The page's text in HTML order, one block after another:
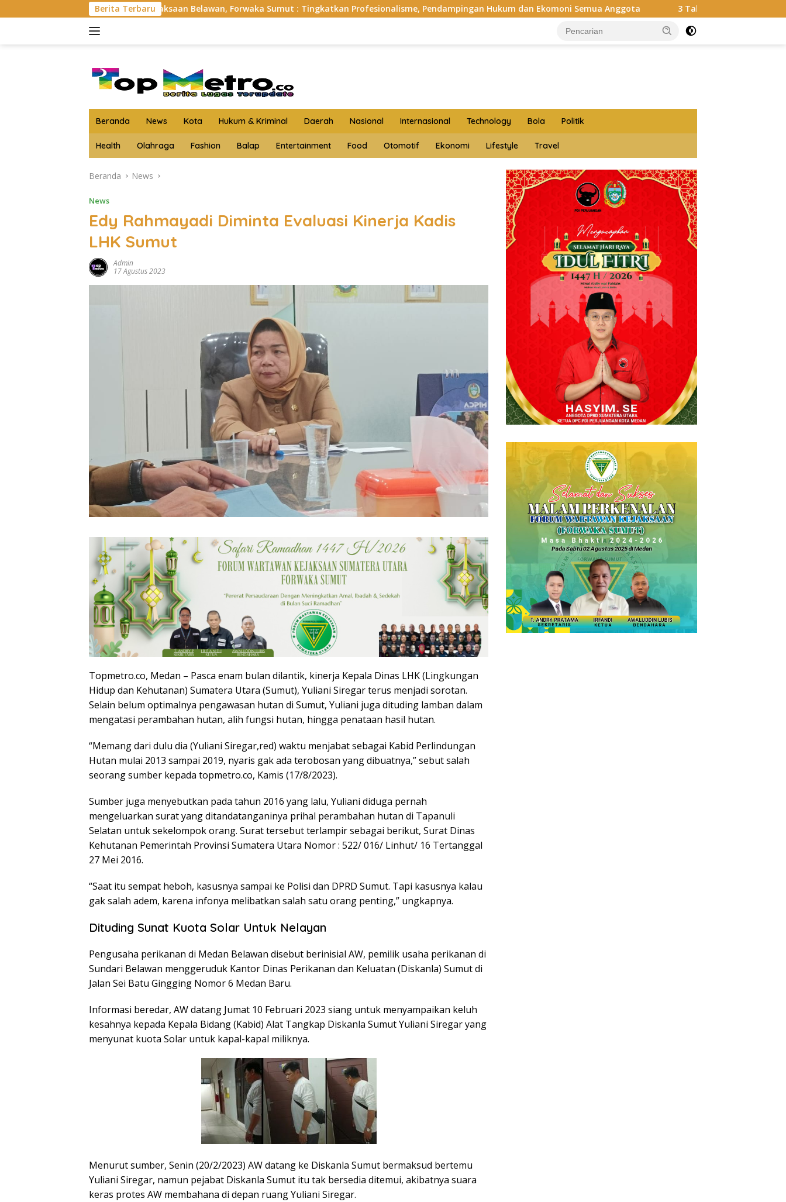
ke
Berita Terbaru
Kejaksaan Belawan, Forwaka Sumut : Tingkatkan Profesionalisme, Pendampingan Hukum dan Ekomoni Semua Anggota 3 Tahun Beroperasi, Gudang Penampungan CPO
Beranda News Kota Hukum & Kriminal Daerah Nasional Internasional Technology Bola Politik
Health Olahraga Fashion Balap Entertainment Food Otomotif Ekonomi Lifestyle Travel
Beranda News
News
Edy Rahmayadi Diminta Evaluasi Kinerja Kadis
LHK Sumut
Admin
17 Agustus 2023
Topmetro.co, Medan – Pasca enam bulan dilantik, kinerja Kepala Dinas LHK (Lingkungan
Hidup dan Kehutanan) Sumatera Utara (Sumut), Yuliani Siregar terus menjadi sorotan.
Selain belum optimalnya pengawasan hutan di Sumut, Yuliani juga dituding lamban dalam
mengatasi perambahan hutan, alih fungsi hutan, hingga penataan hasil hutan.
“Memang dari dulu dia (Yuliani Siregar,red) waktu menjabat sebagai Kabid Perlindungan
Hutan mulai 2013 sampai 2019, nyaris gak ada terobosan yang dibuatnya,” sebut salah
seorang sumber kepada topmetro.co, Kamis (17/8/2023).
Sumber juga menyebutkan pada tahun 2016 yang lalu, Yuliani diduga pernah
mengeluarkan surat yang ditandatanganinya prihal perambahan hutan di Tapanuli
Selatan untuk sekelompok orang. Surat tersebut terlampir sebagai berikut, Surat Dinas
Kehutanan Pemerintah Provinsi Sumatera Utara Nomor : 522/ 016/ Linhut/ 16 Tertanggal
27 Mei 2016.
“Saat itu sempat heboh, kasusnya sampai ke Polisi dan DPRD Sumut. Tapi kasusnya kalau
gak salah adem, karena infonya melibatkan salah satu orang penting,” ungkapnya.
Dituding Sunat Kuota Solar Untuk Nelayan
Pengusaha perikanan di Medan Belawan disebut berinisial AW, pemilik usaha perikanan di
Sundari Belawan menggeruduk Kantor Dinas Perikanan dan Keluatan (Diskanla) Sumut di
Jalan Sei Batu Gingging Nomor 6 Medan Baru.
Informasi beredar, AW datang Jumat 10 Februari 2023 siang untuk menyampaikan keluh
kesahnya kepada Kepala Bidang (Kabid) Alat Tangkap Diskanla Sumut Yuliani Siregar yang
menyunat kuota Solar untuk kapal-kapal miliknya.
Menurut sumber, Senin (20/2/2023) AW datang ke Diskanla Sumut bermaksud bertemu
Yuliani Siregar, namun pejabat Diskanla Sumut itu tak bersedia ditemui, akibatnya suara
keras protes AW membahana di depan ruang Yuliani Siregar.